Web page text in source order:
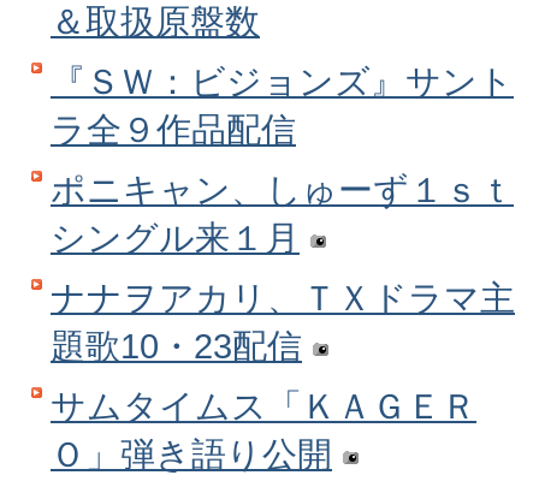
＆取扱原盤数
『ＳＷ：ビジョンズ』サント
ラ全９作品配信
ポニキャン、しゅーず１ｓｔ
シングル来１月
ナナヲアカリ、ＴＸドラマ主
題歌10・23配信
サムタイムス「ＫＡＧＥＲ
Ｏ」弾き語り公開